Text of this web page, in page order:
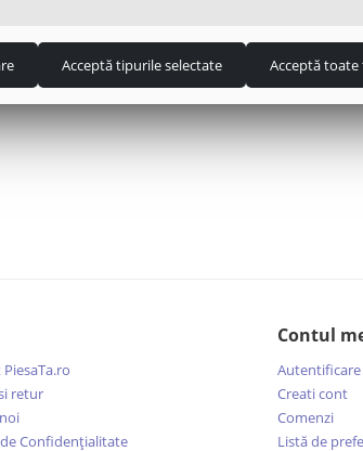
retur
Confidențialitate
Contul
Autentificare
Creati cont
Comenzi
Listă de
Acceptă tipurile selectate Acceptă